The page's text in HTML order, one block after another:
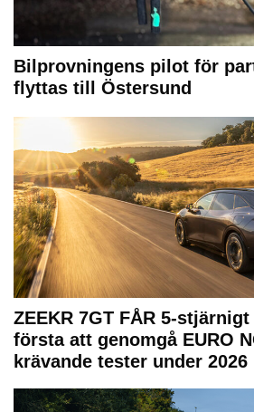
Bilprovningens pilot för
flyttas till Östersund
ZEEKR 7GT FÅR 5-
första att genomgå EURO
krävande tester under 2026